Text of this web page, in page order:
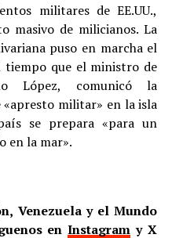
militares de EE.UU.,
masivo de milicianos. La
puso en marcha el
tiempo que el ministro de
López, comunicó la
«apresto militar» en la isla
se prepara «para un
en la mar».
Venezuela y el Mundo
enInstagram y X